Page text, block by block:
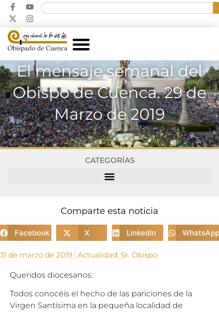
El mensaje semanal del
Obispo de Cuenca. 29 de
Marzo de 2019
CATEGORÍAS
Comparte esta noticia
Facebook X LinkedIn WhatsApp
31 de marzo de 2019 Actualidad, Sr. Obispo
Queridos diocesanos:
Todos conocéis el hecho de las pariciones de la
Virgen Santísima en la pequeña localidad de